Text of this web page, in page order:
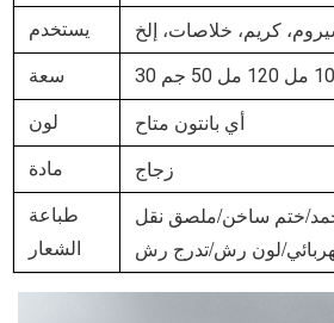
يستخدم كريم، خلاصات، إلخ
سعة
لون أي بانتون متاح
مادة زجاج
طباعة
الشعار
ختم ساخن/ملصق نقل
لون رش/تدرج رش